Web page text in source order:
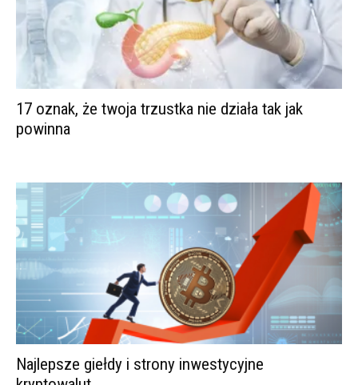
17 oznak, że twoja trzustka nie działa tak jak
powinna
Najlepsze giełdy i strony inwestycyjne